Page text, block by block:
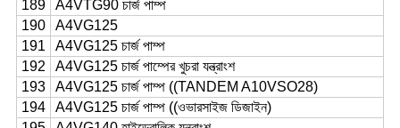
189
A4VTG90 চার্জ পাম্প
190
A4VG125
191
A4VG125 চার্জ পাম্প
192
A4VG125 চার্জ পাম্পের খুচরা যন্ত্রাংশ
193
A4VG125 চার্জ পাম্প ((TANDEM A10VSO28)
194
A4VG125 চার্জ পাম্প ((ওভারসাইজ ডিজাইন)